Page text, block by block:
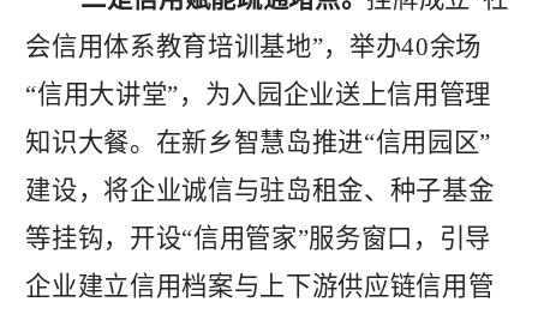
会信用体系教育培训基地”，举办40余场
“信用大讲堂”，为入园企业送上信用管理
知识大餐。在新乡智慧岛推进“信用园区”
建设，将企业诚信与驻岛租金、种子基金
等挂钩，开设“信用管家”服务窗口，引导
企业建立信用档案与上下游供应链信用管